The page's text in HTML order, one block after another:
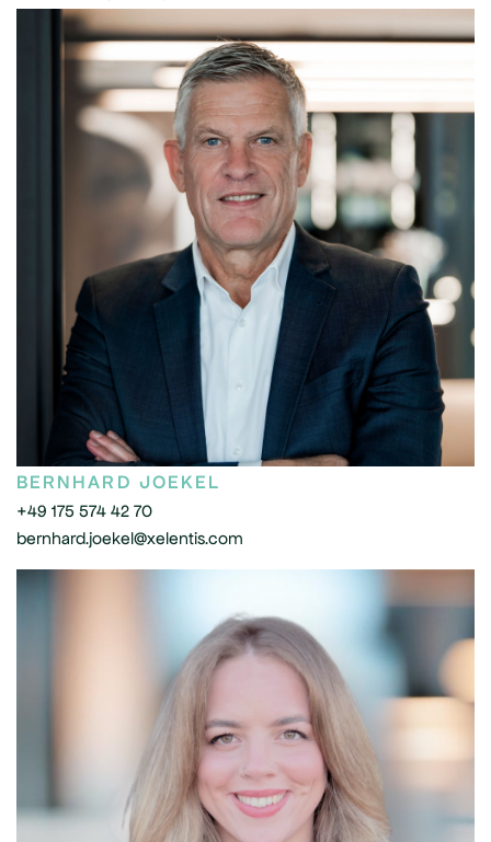
BERNHARD JOEKEL
+49 175 574 42 70
bernhard.joekel@xelentis.com